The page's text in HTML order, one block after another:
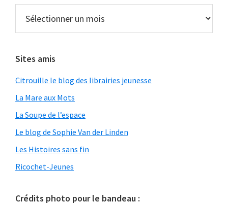
Sites amis
Citrouille le blog des librairies jeunesse
La Mare aux Mots
La Soupe de l’espace
Le blog de Sophie Van der Linden
Les Histoires sans fin
Ricochet-Jeunes
Crédits photo pour le bandeau :